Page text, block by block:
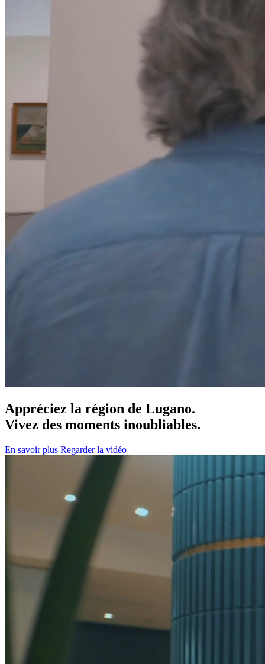
Appréciez la région de Lugano.
Vivez des moments inoubliables.
En savoir plus Regarder la vidéo